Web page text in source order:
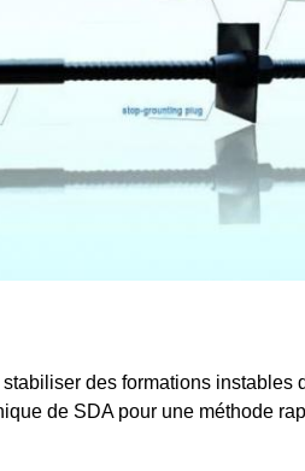
des formations
de SDA pour une méthode